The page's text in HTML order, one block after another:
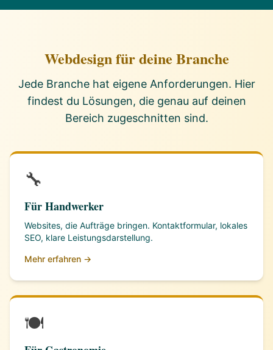
Webdesign für deine Branche
Jede Branche hat eigene Anforderungen. Hier
findest du Lösungen, die genau auf deinen
Bereich zugeschnitten sind.
🔧
Für Handwerker
Websites, die Aufträge bringen. Kontaktformular, lokales
SEO, klare Leistungsdarstellung.
Mehr erfahren →
🍽️